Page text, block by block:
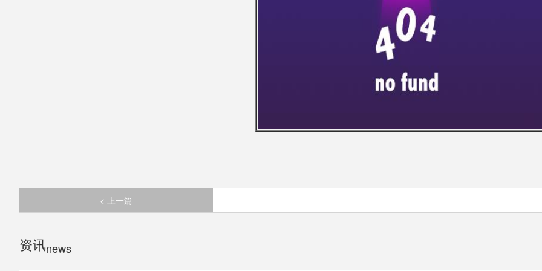
< 上一篇
资讯news